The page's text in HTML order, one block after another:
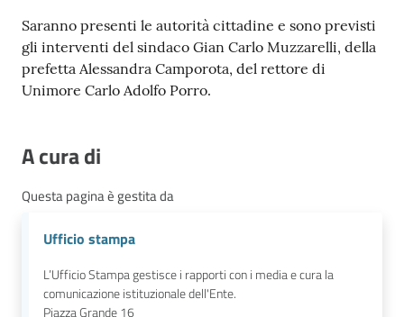
Saranno presenti le autorità cittadine e sono previsti
gli interventi del sindaco Gian Carlo Muzzarelli, della
prefetta Alessandra Camporota, del rettore di
Unimore Carlo Adolfo Porro.
A cura di
Questa pagina è gestita da
Ufficio stampa
L’Ufficio Stampa gestisce i rapporti con i media e cura la
comunicazione istituzionale dell'Ente.
Piazza Grande 16